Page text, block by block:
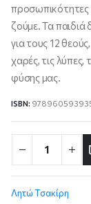
ζούμε. Τα
για τους 12
χαρές, τις λύπες,
φύσης μας.
ISBN:
Λητώ Τσακίρη